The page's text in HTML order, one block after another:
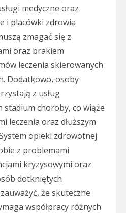
medyczne oraz
i placówki zdrowia
zmagać się z
oraz brakiem
leczenia skierowanych
Dodatkowo, osoby
z usług
stadium choroby, co wiąże
leczenia oraz dłuższym
opieki zdrowotnej
z problemami
kryzysowymi oraz
dotkniętych
że skuteczne
współpracy różnych